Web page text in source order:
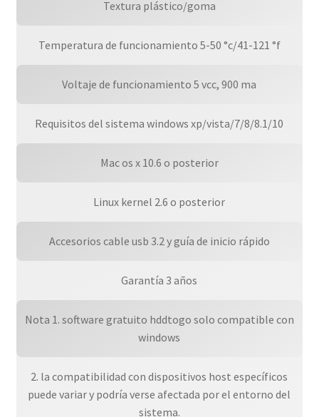
Textura plástico/goma
Temperatura de funcionamiento 5-50 °c/41-121 °f
Voltaje de funcionamiento 5 vcc, 900 ma
Requisitos del sistema windows xp/vista/7/8/8.1/10
Mac os x 10.6 o posterior
Linux kernel 2.6 o posterior
Accesorios cable usb 3.2 y guía de inicio rápido
Garantía 3 años
Nota 1. software gratuito hddtogo solo compatible con
windows
2. la compatibilidad con dispositivos host específicos
puede variar y podría verse afectada por el entorno del
sistema.